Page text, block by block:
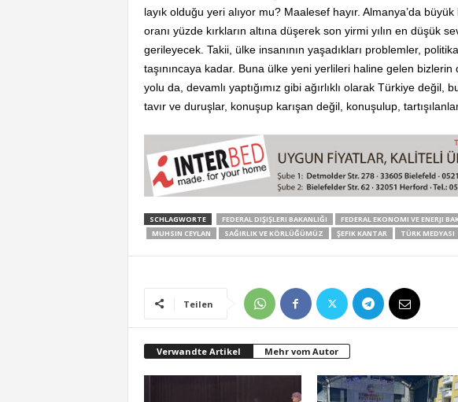
layık olduğu yeri alıyor mu? Maalesef hayır. Almanya’da
oranı yüzde kırkların altına düşerek son yirmi yılın en düşük
gerileyecek. Takii, ülke insanının yaşadıkları problemler,
taşınıncaya kadar. Buna ülke yeni yerlileri haline gelen bizlerin
yolu da, devamlı yaptığımız gibi ağırlıklı olarak Türkiye değil,
tavır ve duruşlar, konuşup karışan değil, konuşulup,
SCHLAGWORTE FEDERAL DIŞIŞLERI BAKANLIĞI FEDERAL EKONOMI VE ENERJI
MUHSIN CEYLAN
SAĞIRLIK VE KÖRLÜĞÜMÜZ ŞEFIK KANTAR TÜRK MEDYASI
Teilen
Verwandte Artikel Mehr vom Autor